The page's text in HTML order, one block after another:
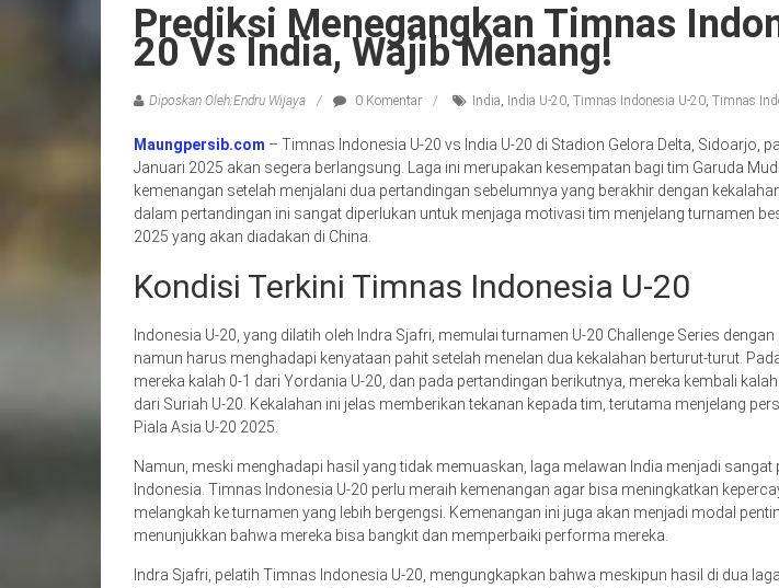
Prediksi Menegangkan Timnas
20 Vs India, Wajib Menang!
Diposkan Oleh:Endru Wijaya 0 Komentar India, India U-20, Timnas Indonesia U-20, Timnas
Maungpersib.com – Timnas Indonesia U-20 vs India U-20 di Stadion Gelora Delta, Sidoarjo,
Januari 2025 akan segera berlangsung. Laga ini merupakan kesempatan bagi tim Garuda
kemenangan setelah menjalani dua pertandingan sebelumnya yang berakhir dengan
dalam pertandingan ini sangat diperlukan untuk menjaga motivasi tim menjelang turnamen
2025 yang akan diadakan di China.
Kondisi Terkini Timnas Indonesia U-20
Indonesia U-20, yang dilatih oleh Indra Sjafri, memulai turnamen U-20 Challenge Series dengan
namun harus menghadapi kenyataan pahit setelah menelan dua kekalahan berturut-turut.
mereka kalah 0-1 dari Yordania U-20, dan pada pertandingan berikutnya, mereka kembali
dari Suriah U-20. Kekalahan ini jelas memberikan tekanan kepada tim, terutama menjelang
Piala Asia U-20 2025.
Namun, meski menghadapi hasil yang tidak memuaskan, laga melawan India menjadi sangat
Indonesia. Timnas Indonesia U-20 perlu meraih kemenangan agar bisa meningkatkan
melangkah ke turnamen yang lebih bergengsi. Kemenangan ini juga akan menjadi modal
menunjukkan bahwa mereka bisa bangkit dan memperbaiki performa mereka.
Indra Sjafri, pelatih Timnas Indonesia U-20, mengungkapkan bahwa meskipun hasil di dua